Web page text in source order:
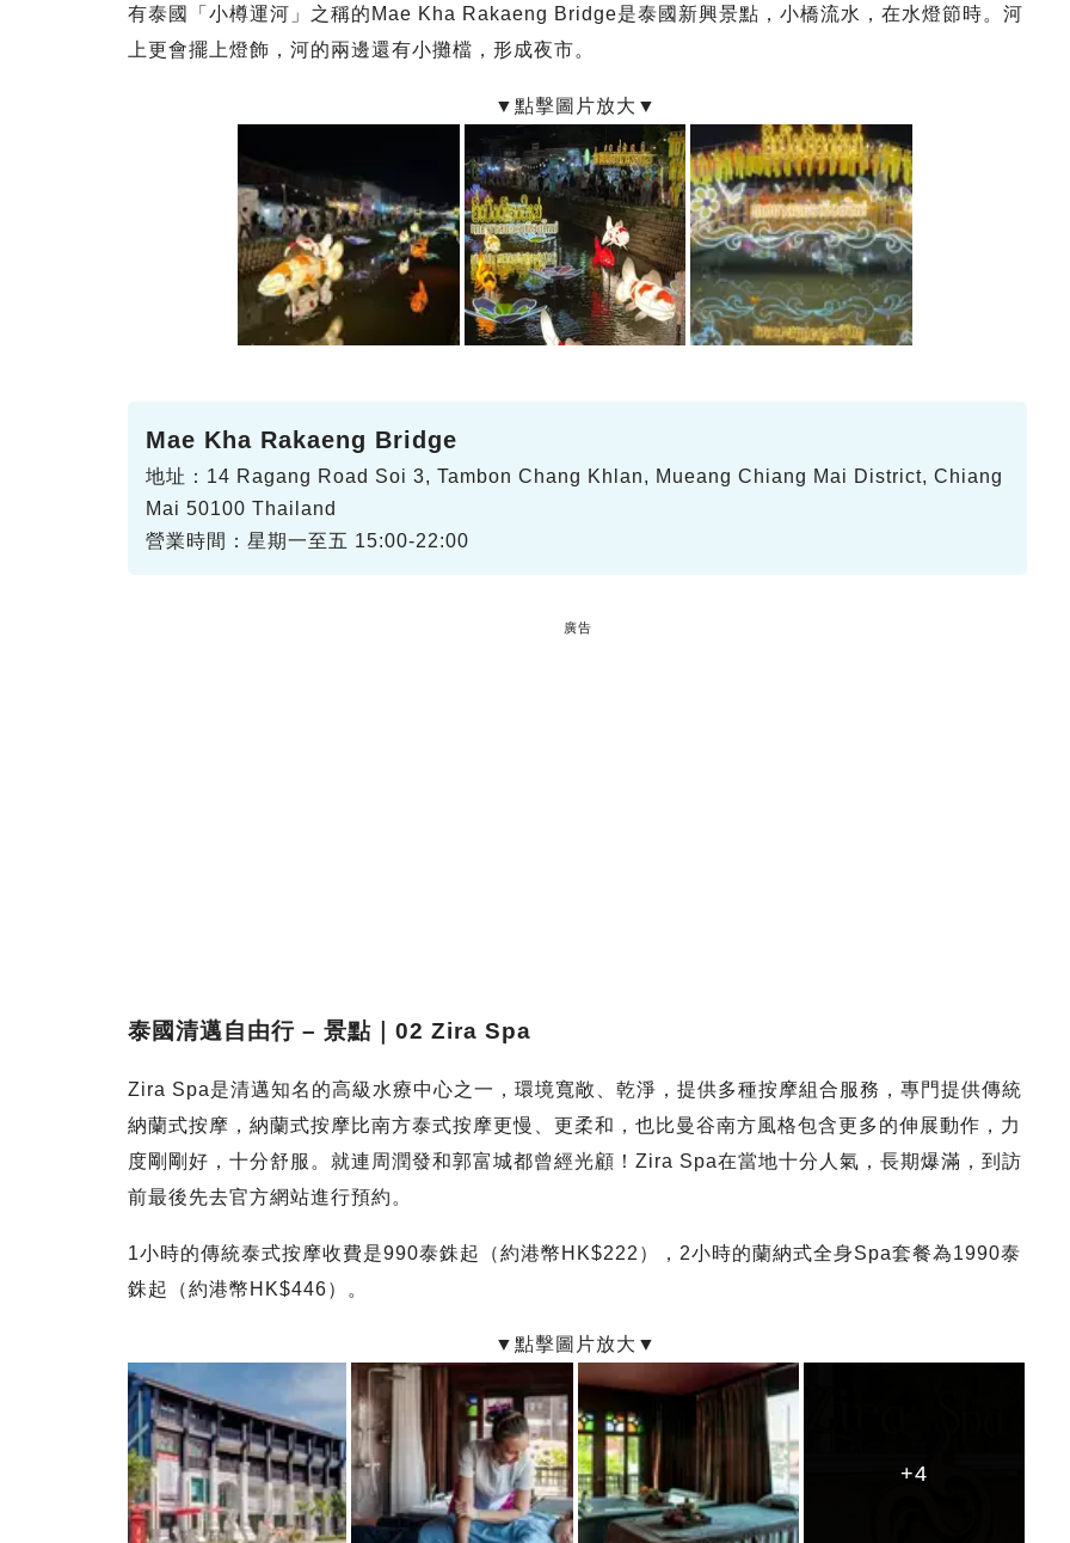
有泰國「小樽運河」之稱的Mae Kha Rakaeng Bridge是泰國新興景點，小橋流水，在水燈節時。河
上更會擺上燈飾，河的兩邊還有小攤檔，形成夜市。
Mae Kha Rakaeng Bridge
地址：14 Ragang Road Soi 3, Tambon Chang Khlan, Mueang Chiang Mai District, Chiang
Mai 50100 Thailand
營業時間：星期一至五 15:00-22:00
廣告
泰國清邁自由行 – 景點｜02 Zira Spa
Zira Spa是清邁知名的高級水療中心之一，環境寬敞、乾淨，提供多種按摩組合服務，專門提供傳統
納蘭式按摩，納蘭式按摩比南方泰式按摩更慢、更柔和，也比曼谷南方風格包含更多的伸展動作，力
度剛剛好，十分舒服。就連周潤發和郭富城都曾經光顧！Zira Spa在當地十分人氣，長期爆滿，到訪
前最後先去官方網站進行預約。
1小時的傳統泰式按摩收費是990泰銖起（約港幣HK$222），2小時的蘭納式全身Spa套餐為1990泰
銖起（約港幣HK$446）。
+4
+4
+4